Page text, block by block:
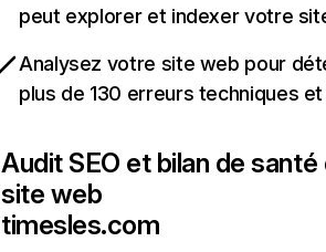
peut explorer et indexer votre
Analysez votre site web pour
plus de 130 erreurs techniques et
Audit SEO et bilan de santé
site web
timesles.com